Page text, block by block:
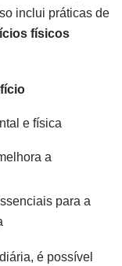
inclui práticas de
físicos
e física
a
para a
é possível